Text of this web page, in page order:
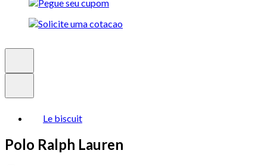
Le biscuit
Polo Ralph Lauren